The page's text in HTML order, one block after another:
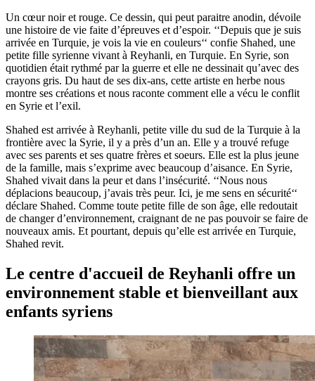
Un cœur noir et rouge. Ce dessin, qui peut paraitre anodin, dévoile
une histoire de vie faite d’épreuves et d’espoir. ‘‘Depuis que je suis
arrivée en Turquie, je vois la vie en couleurs‘‘ confie Shahed, une
petite fille syrienne vivant à Reyhanli, en Turquie. En Syrie, son
quotidien était rythmé par la guerre et elle ne dessinait qu’avec des
crayons gris. Du haut de ses dix-ans, cette artiste en herbe nous
montre ses créations et nous raconte comment elle a vécu le conflit
en Syrie et l’exil.
Shahed est arrivée à Reyhanli, petite ville du sud de la Turquie à la
frontière avec la Syrie, il y a près d’un an. Elle y a trouvé refuge
avec ses parents et ses quatre frères et soeurs. Elle est la plus jeune
de la famille, mais s’exprime avec beaucoup d’aisance. En Syrie,
Shahed vivait dans la peur et dans l’insécurité. ‘‘Nous nous
déplacions beaucoup, j’avais très peur. Ici, je me sens en sécurité‘‘
déclare Shahed. Comme toute petite fille de son âge, elle redoutait
de changer d’environnement, craignant de ne pas pouvoir se faire de
nouveaux amis. Et pourtant, depuis qu’elle est arrivée en Turquie,
Shahed revit.
Le centre d'accueil de Reyhanli offre un
environnement stable et bienveillant aux
enfants syriens